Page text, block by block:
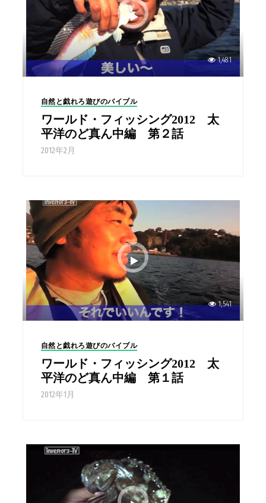
1,481
自然と戯れろ遊びのバイブル
ワールド・フィッシング2012 太
平洋のど真ん中編 第２話
2012年2月
1,541
自然と戯れろ遊びのバイブル
ワールド・フィッシング2012 太
平洋のど真ん中編 第１話
2012年1月